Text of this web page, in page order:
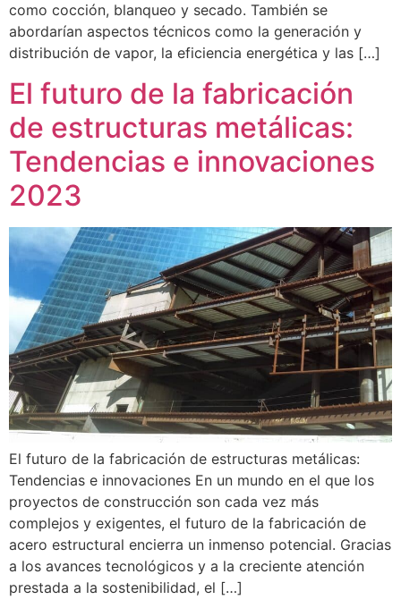
como cocción, blanqueo y secado. También se
abordarían aspectos técnicos como la generación y
distribución de vapor, la eficiencia energética y las […]
El futuro de la fabricación
de estructuras metálicas:
Tendencias e innovaciones
2023
El futuro de la fabricación de estructuras metálicas:
Tendencias e innovaciones En un mundo en el que los
proyectos de construcción son cada vez más
complejos y exigentes, el futuro de la fabricación de
acero estructural encierra un inmenso potencial. Gracias
a los avances tecnológicos y a la creciente atención
prestada a la sostenibilidad, el […]